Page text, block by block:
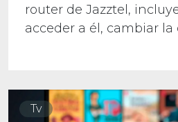
router de Jazztel,
acceder a él, cambiar la
Tv